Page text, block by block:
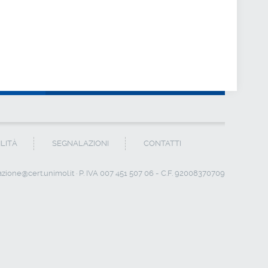
SEGNALAZIONI CONTATTI
· P. IVA 007 451 507 06 - C.F. 92008370709